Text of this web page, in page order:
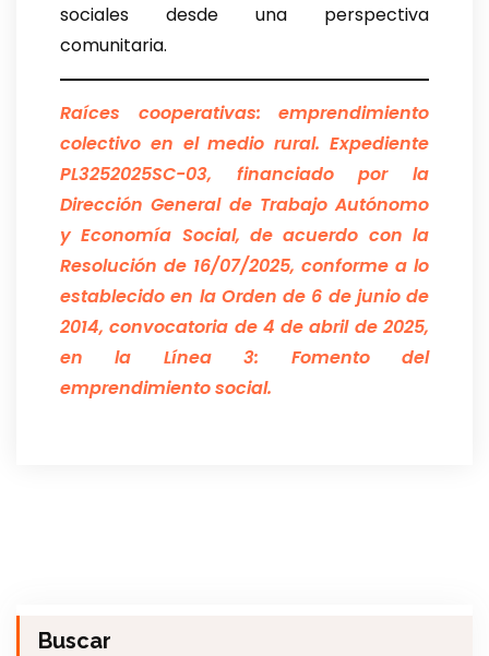
sociales desde una perspectiva
comunitaria.
Raíces cooperativas: emprendimiento
colectivo en el medio rural. Expediente
PL3252025SC-03, financiado por la
Dirección General de Trabajo Autónomo
y Economía Social, de acuerdo con la
Resolución de 16/07/2025, conforme a lo
establecido en la Orden de 6 de junio de
2014, convocatoria de 4 de abril de 2025,
en la Línea 3: Fomento del
emprendimiento social.
Buscar